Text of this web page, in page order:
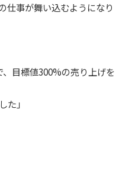
仕事が舞い込むようになり
、目標値300%の売り上げを
た」